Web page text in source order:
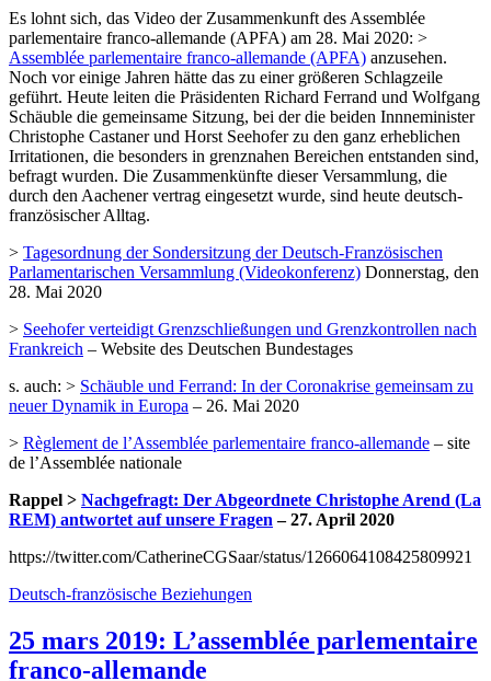
Es lohnt sich, das Video der Zusammenkunft des Assemblée
parlementaire franco-allemande (APFA) am 28. Mai 2020: >
Assemblée parlementaire franco-allemande (APFA) anzusehen.
Noch vor einige Jahren hätte das zu einer größeren Schlagzeile
geführt. Heute leiten die Präsidenten Richard Ferrand und Wolfgang
Schäuble die gemeinsame Sitzung, bei der die beiden Innneminister
Christophe Castaner und Horst Seehofer zu den ganz erheblichen
Irritationen, die besonders in grenznahen Bereichen entstanden sind,
befragt wurden. Die Zusammenkünfte dieser Versammlung, die
durch den Aachener vertrag eingesetzt wurde, sind heute deutsch-
französischer Alltag.
> Tagesordnung der Sondersitzung der Deutsch-Französischen
Parlamentarischen Versammlung (Videokonferenz) Donnerstag, den
28. Mai 2020
> Seehofer verteidigt Grenzschließungen und Grenzkontrollen nach
Frankreich – Website des Deutschen Bundestages
s. auch: > Schäuble und Ferrand: In der Coronakrise ge­mein­sam zu
neuer Dynamik in Europa – 26. Mai 2020
> Règlement de l’Assemblée parlementaire franco-allemande – site
de l’Assemblée nationale
Rappel > Nachgefragt: Der Abgeordnete Christophe Arend (La
REM) antwortet auf unsere Fragen – 27. April 2020
https://twitter.com/CatherineCGSaar/status/1266064108425809921
Deutsch-französische Beziehungen
25 mars 2019: L’assemblée parlementaire
franco-allemande